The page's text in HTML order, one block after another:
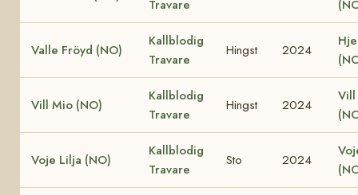
Travare
Valle Fröyd (NO)
Kallblodig
Travare
Hingst 2024
Vill Mio (NO)
Kallblodig
Travare
Hingst 2024
Vill
Voje Lilja (NO)
Kallblodig
Travare
Sto 2024